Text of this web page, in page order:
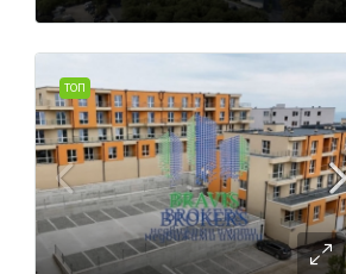
ТОП